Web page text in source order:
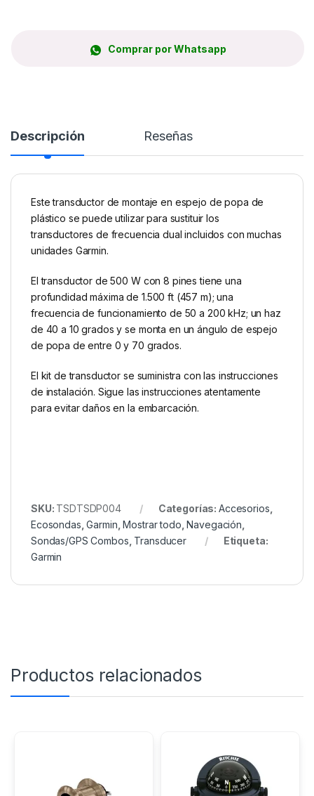
Comprar por Whatsapp
Descripción Reseñas
Este transductor de montaje en espejo de popa de
plástico se puede utilizar para sustituir los
transductores de frecuencia dual incluidos con muchas
unidades Garmin.
El transductor de 500 W con 8 pines tiene una
profundidad máxima de 1.500 ft (457 m); una
frecuencia de funcionamiento de 50 a 200 kHz; un haz
de 40 a 10 grados y se monta en un ángulo de espejo
de popa de entre 0 y 70 grados.
El kit de transductor se suministra con las instrucciones
de instalación. Sigue las instrucciones atentamente
para evitar daños en la embarcación.
SKU: TSDTSDP004 Categorías: Accesorios
Ecosondas ,Garmin ,Mostrar todo ,Navegación
Sondas/GPS Combos Transducer
Etiqueta:
Garmin
Productos relacionados